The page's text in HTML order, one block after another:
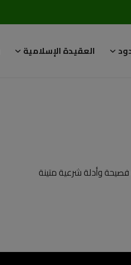
العقيدة الإسلامية
وأدلة شرعية متينة